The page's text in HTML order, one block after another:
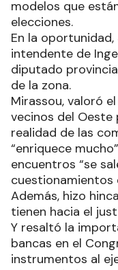
modelos que
elecciones.
En la
intendente de
diputado
de la zona.
Mirassou, valoró
vecinos del Oeste
realidad de las
“enriquece
encuentros “se
cuestionamientos
Además, hizo
tienen hacia el
Y resaltó la
bancas en el
instrumentos al